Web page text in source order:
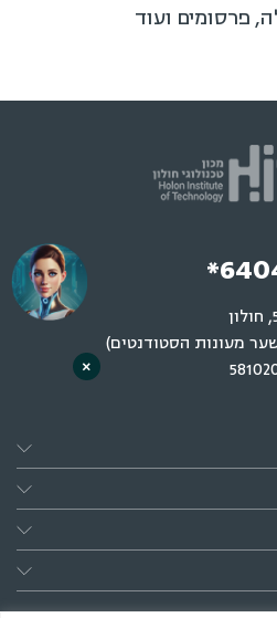
פרסומים ועוד
מעונות הסטודנטים)
×